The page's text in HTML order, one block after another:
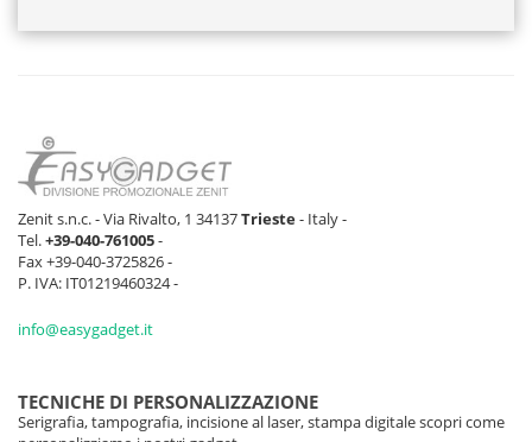
Zenit s.n.c. - Via Rivalto, 1 34137Trieste- Italy -
Tel.+39-040-761005-
Fax +39-040-3725826 -
P. IVA: IT01219460324 -
info@easygadget.it
TECNICHE DI PERSONALIZZAZIONE
Serigrafia, tampografia, incisione al laser, stampa digitale scopri come